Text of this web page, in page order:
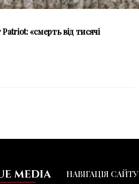
«смерть від тисячі
НАВІГАЦІЯ САЙТУ